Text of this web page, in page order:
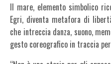
Il mare, elemento simbolico
Egri, diventa metafora di
che intreccia danza, suono,
gesto coreografico in traccia